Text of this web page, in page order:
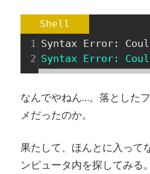
Shell
1 Syntax Error:
2 Syntax Error:
なんでやねん…。落とした
メだったのか。
果たして、ほんとに入って
ンピュータ内を探してみる。